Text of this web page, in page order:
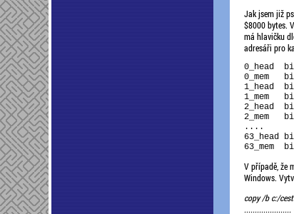
Jak jsem již
$8000 bytes.
má hlavičku
adresáři pro
0_head  bin	 80
0_mem   bin	 8192
1_head  bin	 16
1_mem   bin	 8192
2_head  bin
2_mem   bin
....
63_head bin
V případě, že
Windows.
copy /b c:/